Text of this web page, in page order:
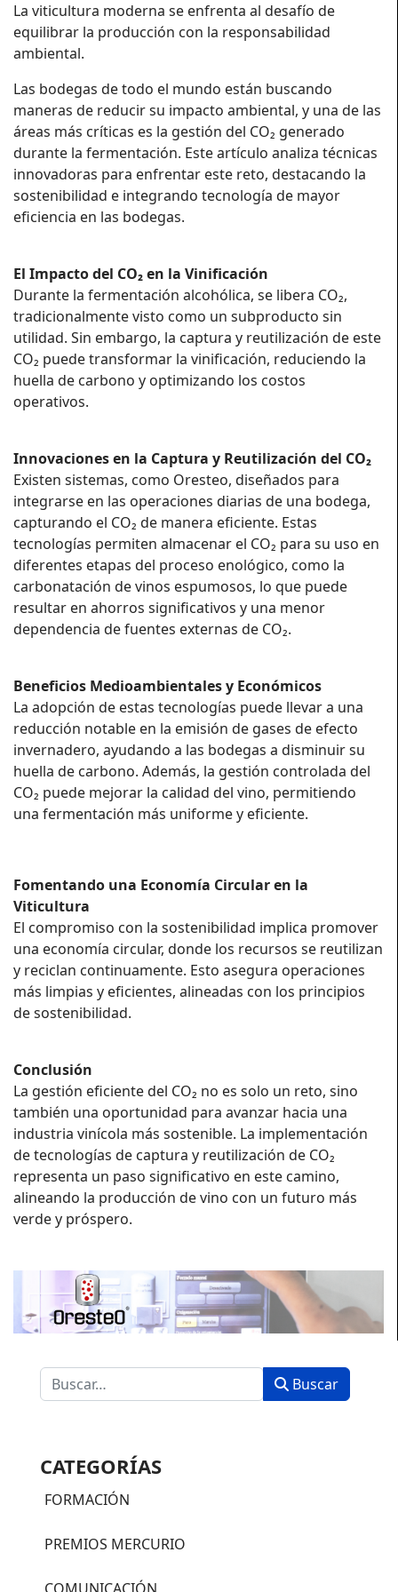
La viticultura moderna se enfrenta al desafío de
equilibrar la producción con la responsabilidad
ambiental.
Las bodegas de todo el mundo están buscando
maneras de reducir su impacto ambiental, y una de las
áreas más críticas es la gestión del CO₂ generado
durante la fermentación. Este artículo analiza técnicas
innovadoras para enfrentar este reto, destacando la
sostenibilidad e integrando tecnología de mayor
eficiencia en las bodegas.
El Impacto del CO₂ en la Vinificación
Durante la fermentación alcohólica, se libera CO₂,
tradicionalmente visto como un subproducto sin
utilidad. Sin embargo, la captura y reutilización de este
CO₂ puede transformar la vinificación, reduciendo la
huella de carbono y optimizando los costos
operativos.
Innovaciones en la Captura y Reutilización del CO₂
Existen sistemas, como Oresteo, diseñados para
integrarse en las operaciones diarias de una bodega,
capturando el CO₂ de manera eficiente. Estas
tecnologías permiten almacenar el CO₂ para su uso en
diferentes etapas del proceso enológico, como la
carbonatación de vinos espumosos, lo que puede
resultar en ahorros significativos y una menor
dependencia de fuentes externas de CO₂.
Beneficios Medioambientales y Económicos
La adopción de estas tecnologías puede llevar a una
reducción notable en la emisión de gases de efecto
invernadero, ayudando a las bodegas a disminuir su
huella de carbono. Además, la gestión controlada del
CO₂ puede mejorar la calidad del vino, permitiendo
una fermentación más uniforme y eficiente.
Fomentando una Economía Circular en la
Viticultura
El compromiso con la sostenibilidad implica promover
una economía circular, donde los recursos se reutilizan
y reciclan continuamente. Esto asegura operaciones
más limpias y eficientes, alineadas con los principios
de sostenibilidad.
Conclusión
La gestión eficiente del CO₂ no es solo un reto, sino
también una oportunidad para avanzar hacia una
industria vinícola más sostenible. La implementación
de tecnologías de captura y reutilización de CO₂
representa un paso significativo en este camino,
alineando la producción de vino con un futuro más
verde y próspero.
Buscar Buscar
CATEGORÍAS
FORMACIÓN
PREMIOS MERCURIO